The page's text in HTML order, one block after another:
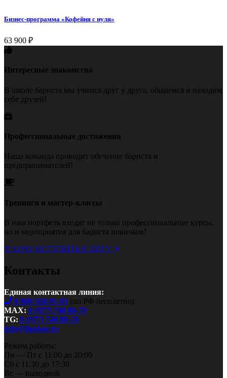
Бизнес-программа «Кофейня с нуля»
63 900 ₽
Интересные знакомства
В школе бариста мы учимся друг у друга, общаемся и находим
себе друзей!
Профессиональные достижения
Наша команда проводит обучение бариста и
предпринимателей!
Тренинги и мастер-классы
В наш портфель входят не только профессиональные курсы,
но и мероприятия для бариста новичков!
Я ХОЧУ ВСТУПИТЬ В ЛИГУ
Контакты
Единая контактная линия:
8 800 550-91-93 (по РФ бесплатно)
MAX: 8 (977) 740 80-70
TG: 8 (977) 740 80-70
info@ligabar.ru
Режим работы:
Пн — Пт с 11:00 до 20:00
Сб с 11:30 до 17:30
Вс — выходной